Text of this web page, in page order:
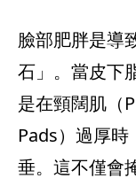
臉部肥胖是導
石」。當皮下
是在頸闊肌（
Pads）過厚
垂。這不僅會